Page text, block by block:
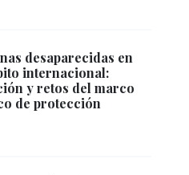
desaparecidas en
internacional:
y retos del marco
de protección